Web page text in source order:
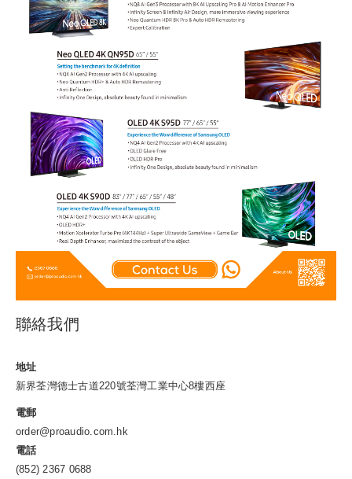
聯絡我們
地址
新界荃灣德士古道220號荃灣工業中心8樓西座
電郵
order@proaudio.com.hk
電話
(852) 2367 0688